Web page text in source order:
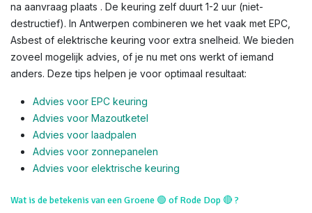
na aanvraag plaats . De keuring zelf duurt 1-2 uur (niet-
destructief). In Antwerpen combineren we het vaak met EPC,
Asbest of elektrische keuring voor extra snelheid. We bieden
zoveel mogelijk advies, of je nu met ons werkt of iemand
anders. Deze tips helpen je voor optimaal resultaat:
Advies voor EPC keuring
Advies voor Mazoutketel
Advies voor laadpalen
Advies voor zonnepanelen
Advies voor elektrische keuring
Wat is de betekenis van een Groene 🟢 of Rode Dop🔴?